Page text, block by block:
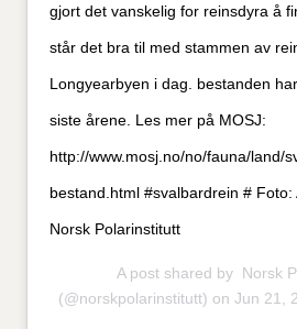
gjort det vanskelig for reinsdyra å
står det bra til med stammen av
Longyearbyen i dag. bestanden
siste årene. Les mer på MOSJ:
http://www.mosj.no/no/fauna/land/
bestand.html #svalbardrein # Foto:
Norsk Polarinstitutt
A post shared by Norsk
(@norskpolarinstitutt) on Jun 21,